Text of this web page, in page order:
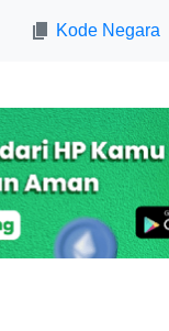
Kode Negara